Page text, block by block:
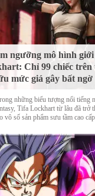
ngưỡng mô hình
Chỉ 99 chiếc trên
mức giá gây bất ngờ
những biểu tượng nổi tiếng
Tifa Lockhart từ lâu đã trở
vô số sản phẩm sưu tầm cao